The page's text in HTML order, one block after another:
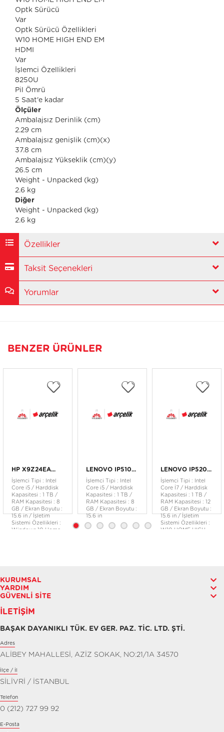
Optk Sürücü
Var
Optk Sürücü Özellikleri
W10 HOME HIGH END EM
HDMI
Var
İşlemci Özellikleri
8250U
Pil Ömrü
5 Saat'e kadar
Ölçüler
Ambalajsız Derinlik (cm)
2.29 cm
Ambalajsız genişlik (cm)(x)
37.8 cm
Ambalajsız Yükseklik (cm)(y)
26.5 cm
Weight - Unpacked (kg)
2.6 kg
Diğer
Weight - Unpacked (kg)
2.6 kg
Özellikler
Taksit Seçenekleri
Yorumlar
BENZER ÜRÜNLER
HP X9Z24EA...
İşlemci Tipi : Intel
Core i5 / Harddisk
Kapasitesi : 1 TB /
RAM Kapasitesi : 8
GB / Ekran Boyutu :
15.6 in / İşletim
Sistemi Özellikleri :
Windows 10 Home
LENOVO IP510...
İşlemci Tipi : Intel
Core i5 / Harddisk
Kapasitesi : 1 TB /
RAM Kapasitesi : 8
GB / Ekran Boyutu :
15.6 in
LENOVO IP520...
İşlemci Tipi : Intel
Core İ7 / Harddisk
Kapasitesi : 1 TB /
RAM Kapasitesi : 12
GB / Ekran Boyutu :
15.6 in / İşletim
Sistemi Özellikleri :
W10 HOME HIGH
KURUMSAL
YARDIM
GÜVENLI SITE
İLETIŞIM
BAŞAK DAYANIKLI TÜK. EV GER. PAZ. TİC. LTD. ŞTİ.
Adres
ALİBEY MAHALLESİ, AZİZ SOKAK, NO:21/1A 34570
İlçe / İl
SİLİVRİ / İSTANBUL
Telefon
0 (212) 727 99 92
E-Posta